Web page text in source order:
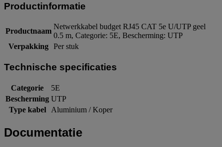
Productinformatie
Productnaam
Netwerkkabel budget RJ45 CAT 5e U/UTP geel
0.5 m, Categorie: 5E, Bescherming: UTP
Verpakking Per stuk
Technische specificaties
Categorie
5E
Bescherming UTP
Type kabel
Aluminium / Koper
Documentatie